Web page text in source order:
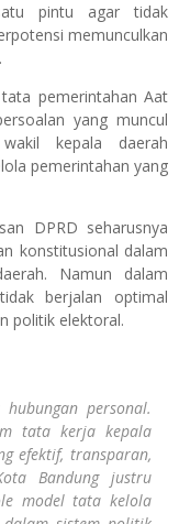
pintu agar tidak
memunculkan
pemerintahan Aat
yang muncul
kepala daerah
pemerintahan yang
DPRD seharusnya
konstitusional dalam
Namun dalam
berjalan optimal
politik elektoral.
personal.
tata kerja kepala
efektif, transparan,
Bandung justru
model tata kelola